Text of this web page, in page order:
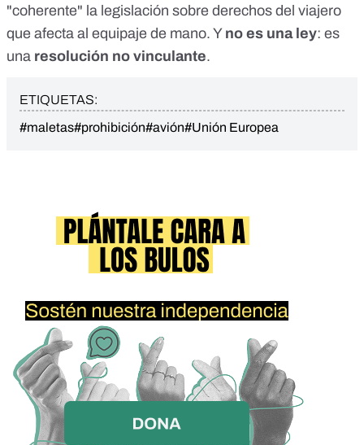
"coherente" la legislación sobre derechos del viajero
que afecta al equipaje de mano. Y no es una ley: es
una resolución no vinculante.
ETIQUETAS:
#maletas#prohibición#avión#Unión Europea